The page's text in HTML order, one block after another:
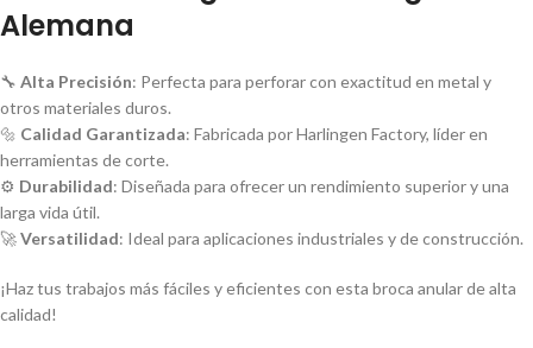
Alemana
🔧 Alta Precisión: Perfecta para perforar con exactitud en metal y
otros materiales duros.
🔩 Calidad Garantizada: Fabricada por Harlingen Factory, líder en
herramientas de corte.
⚙️ Durabilidad: Diseñada para ofrecer un rendimiento superior y una
larga vida útil.
🚀Versatilidad: Ideal para aplicaciones industriales y de construcción.
¡Haz tus trabajos más fáciles y eficientes con esta broca anular de alta
calidad!